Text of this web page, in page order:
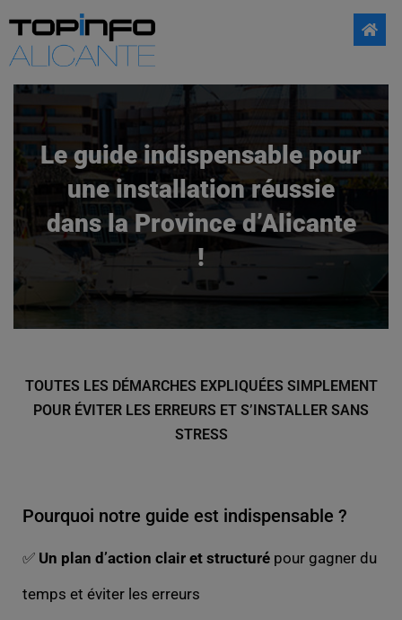
Le guide indispensable pour
une installation réussie
dans la Province d’Alicante
!
TOUTES LES DÉMARCHES EXPLIQUÉES SIMPLEMENT
POUR ÉVITER LES ERREURS ET S’INSTALLER SANS
STRESS
Pourquoi notre guide est indispensable ?
✅ Un plan d’action clair et structuré pour gagner du
temps et éviter les erreurs